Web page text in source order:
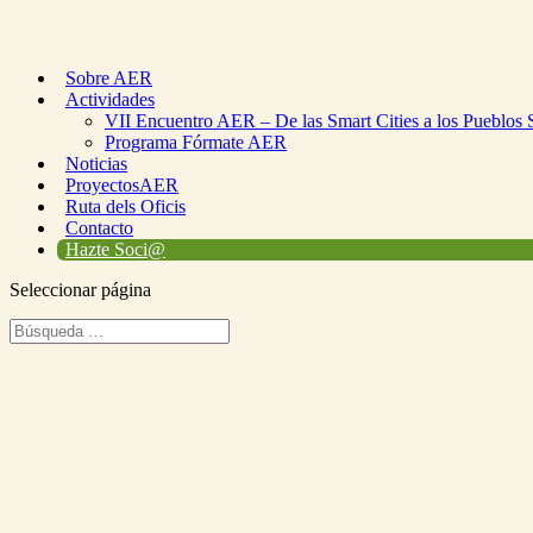
Sobre AER
Actividades
VII Encuentro AER – De las Smart Cities a los Pueblos
Programa Fórmate AER
Noticias
ProyectosAER
Ruta dels Oficis
Contacto
Hazte Soci@
Seleccionar página